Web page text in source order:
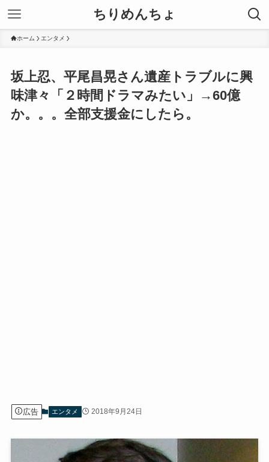
ちりめんちょ
ホーム エンタメ
坂上忍、平尾昌晃さん遺産トラブルに興
味津々「２時間ドラマみたい」→60億
か。。。全部支援金にしたら。
広告 エンタメ 2018年9月24日